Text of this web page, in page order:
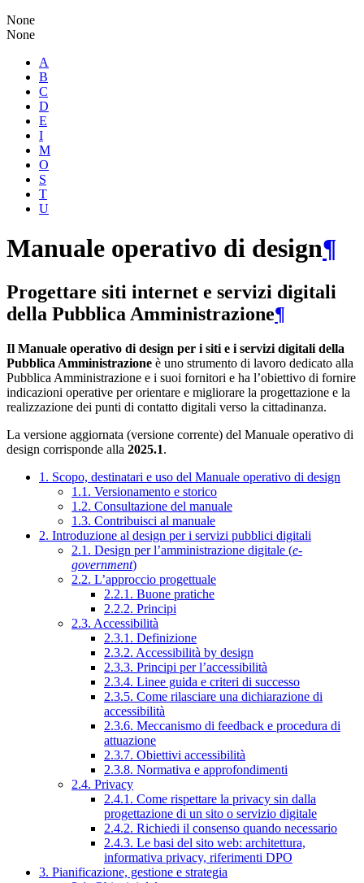
None
None
A
B
C
D
E
I
M
O
S
T
U
Manuale operativo di design¶
Progettare siti internet e servizi digitali
della Pubblica Amministrazione¶
Il Manuale operativo di design per i siti e i servizi digitali della
Pubblica Amministrazione è uno strumento di lavoro dedicato alla
Pubblica Amministrazione e i suoi fornitori e ha l’obiettivo di fornire
indicazioni operative per orientare e migliorare la progettazione e la
realizzazione dei punti di contatto digitali verso la cittadinanza.
La versione aggiornata (versione corrente) del Manuale operativo di
design corrisponde alla 2025.1.
1. Scopo, destinatari e uso del Manuale operativo di design
1.1. Versionamento e storico
1.2. Consultazione del manuale
1.3. Contribuisci al manuale
2. Introduzione al design per i servizi pubblici digitali
2.1. Design per l’amministrazione digitale (e-
government)
2.2. L’approccio progettuale
2.2.1. Buone pratiche
2.2.2. Principi
2.3. Accessibilità
2.3.1. Definizione
2.3.2. Accessibilità by design
2.3.3. Principi per l’accessibilità
2.3.4. Linee guida e criteri di successo
2.3.5. Come rilasciare una dichiarazione di
accessibilità
2.3.6. Meccanismo di feedback e procedura di
attuazione
2.3.7. Obiettivi accessibilità
2.3.8. Normativa e approfondimenti
2.4. Privacy
2.4.1. Come rispettare la privacy sin dalla
progettazione di un sito o servizio digitale
2.4.2. Richiedi il consenso quando necessario
2.4.3. Le basi del sito web: architettura,
informativa privacy, riferimenti DPO
3. Pianificazione, gestione e strategia